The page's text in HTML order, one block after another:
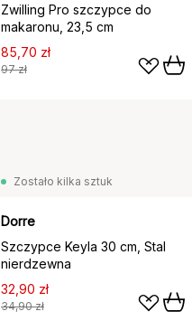
Zwilling Pro szczypce do
makaronu, 23,5 cm
85,70 zł
97 zł
Zostało kilka sztuk
Dorre
Szczypce Keyla 30 cm, Stal
nierdzewna
32,90 zł
34,90 zł